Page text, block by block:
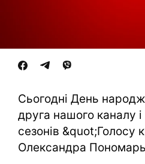
Сьогодні День
друга нашого каналу
сезонів &quot;Голосу
Олександра